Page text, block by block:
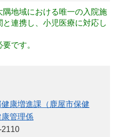
隅地域における唯一の入院施
連携し、小児医療に対応し
です。
康増進課（鹿屋市保健
管理係
2110